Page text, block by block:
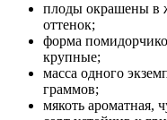
плоды окрашены в
оттенок;
форма
крупные;
масса одного
граммов;
мякоть ароматная,